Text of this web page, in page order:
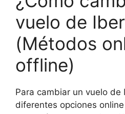
vuelo de
(Métodos
offline)
Para cambiar un vuelo de
diferentes opciones